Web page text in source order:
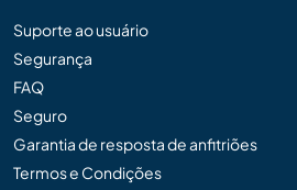
Suporte ao usuário
Segurança
FAQ
Seguro
Garantia de resposta de anfitriões
Termos e Condições